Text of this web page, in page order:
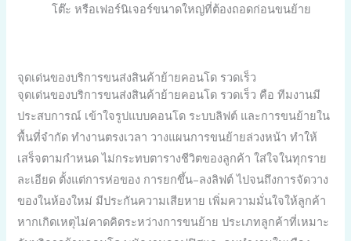
โต๊ะ หรือเฟอร์นิเจอร์ขนาดใหญ่ที่ต้องถอดก่อนขนย้าย
จุดเด่นของบริการขนส่งสินค้าย้ายคอนโด รวดเร็ว
จุดเด่นของบริการขนส่งสินค้าย้ายคอนโด รวดเร็ว คือ ทีมงานมี
ประสบการณ์ เข้าใจรูปแบบคอนโด ระบบลิฟต์ และการขนย้ายใน
พื้นที่จำกัด ทำงานตรงเวลา วางแผนการขนย้ายล่วงหน้า ทำให้
เสร็จตามกำหนด ไม่กระทบตารางชีวิตของลูกค้า ใส่ใจในทุกราย
ละเอียด ตั้งแต่การห่อของ การยกขึ้น–ลงลิฟต์ ไปจนถึงการจัดวาง
ของในห้องใหม่ มีประกันความเสียหาย เพิ่มความมั่นใจให้ลูกค้า
หากเกิดเหตุไม่คาดคิดระหว่างการขนย้าย ประเภทลูกค้าที่เหมาะ